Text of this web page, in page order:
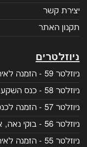
יצירת קשר
תקנון האתר
ניוזלטרים
ניוזלטר 59 - הזמנה לאירוע קאדילק
ניוזלטר 58 - כנס השקעות, איי סיישל
ניוזלטר 57 - הזמנה לכנס השקעות
ניוזלטר 56 - בוקי נאה, איסלנד ועוד
ניוזלטר 55 - הזמנה לאירוע פדני